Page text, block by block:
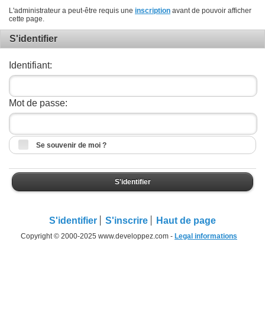
L'administrateur a peut-être requis une inscription avant de pouvoir afficher
cette page.
S'identifier
Identifiant:
Mot de passe:
Se souvenir de moi ?
S'identifier
S'identifier S'inscrire Haut de page
Copyright © 2000-2025 www.developpez.com - Legal informations